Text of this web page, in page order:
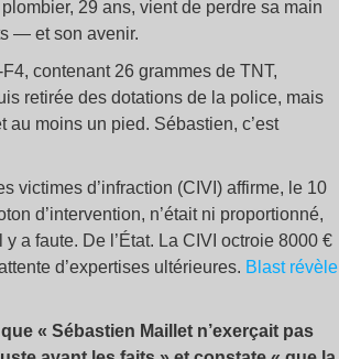
29 ans, vient de perdre sa main
— et son avenir.
contenant 26 grammes de TNT,
retirée des dotations de la police, mais
moins un pied. Sébastien, c’est
victimes d’infraction (CIVI) affirme, le 10
d’intervention, n’était ni proportionné,
a faute. De l’État. La CIVI octroie 8000 €
d’expertises ultérieures. Blast révèle
« Sébastien Maillet n’exerçait pas